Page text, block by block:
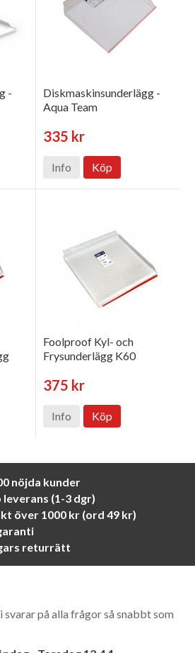
-
Diskmaskinsunderlägg -
Aqua Team
335 kr
Info Köp
Foolproof Kyl- och
Frysunderlägg K60
375 kr
Info Köp
nöjda kunder
leverans (1-3 dgr)
över 1000 kr (ord 49 kr)
returrätt
svarar på alla frågor så snabbt som